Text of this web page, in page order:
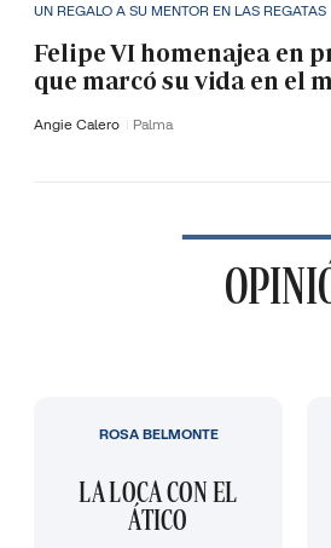
UN REGALO A SU MENTOR EN LAS REGATAS
Felipe VI homenajea en
que marcó su vida en el
Angie Calero Palma
LA LOCA CON EL
ÁTICO
ROSA BELMONTE